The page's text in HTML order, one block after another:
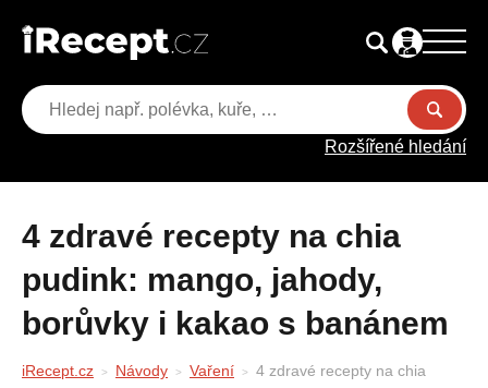
Rozšířené hledání
4 zdravé recepty na chia
pudink: mango, jahody,
borůvky i kakao s banánem
iRecept.cz Návody Vaření
4 zdravé recepty na chia